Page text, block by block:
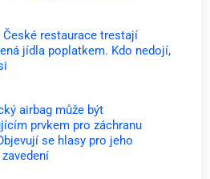
České restaurace trestají
jídla poplatkem. Kdo nedojí,
airbag může být
prvkem pro záchranu
se hlasy pro jeho